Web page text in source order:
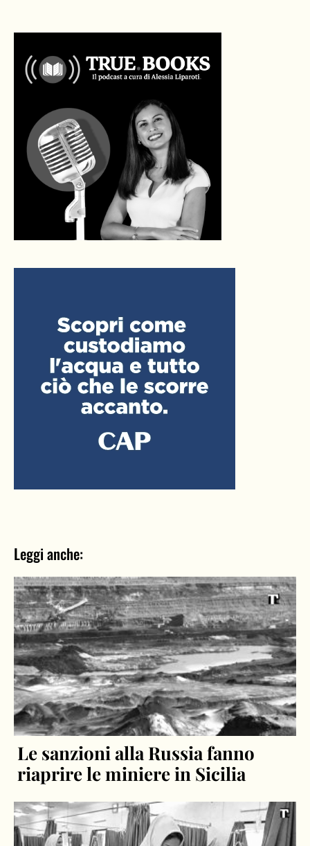
Leggi anche:
Le sanzioni alla Russia fanno
riaprire le miniere in Sicilia